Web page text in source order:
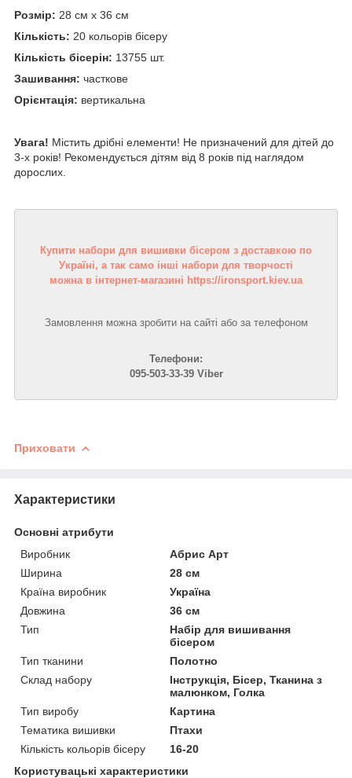
Розмір: 28 см х 36 см
Кількість: 20 кольорів бісеру
Кількість бісерін: 13755 шт.
Зашивання: часткове
Орієнтація: вертикальна
Увага! Містить дрібні елементи! Не призначений для дітей до
3-х років! Рекомендується дітям від 8 років під наглядом
дорослих.
Купити набори для вишивки бісером з доставкою по
Україні, а так само інші набори для творчості
можна в інтернет-магазині https://ironsport.kiev.ua
Замовлення можна зробити на сайті або за телефоном
Телефони:
095-503-33-39 Viber
Приховати
Характеристики
Основні атрибути
Виробник
Абрис Арт
Ширина
28 см
Країна виробник
Україна
Довжина
36 см
Тип
Набір для вишивання
бісером
Тип тканини
Полотно
Склад набору
Інструкція, Бісер, Тканина з
малюнком, Голка
Тип виробу
Картина
Тематика вишивки
Птахи
Кількість кольорів бісеру
16-20
Користувацькі характеристики